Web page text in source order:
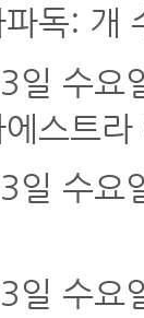
파독: 개
일 수요
에스트라
일 수요
일 수요